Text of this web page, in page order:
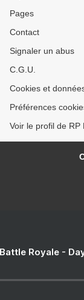
Pages
Contact
Signaler un abus
C.G.U.
Cookies et
Préférences
Voir le profil de
Royale -